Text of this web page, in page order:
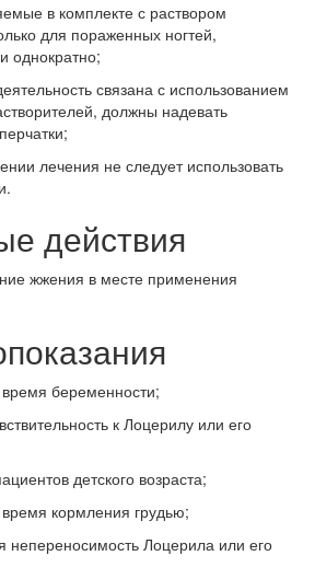
в комплекте с раствором
для пораженных ногтей,
однократно;
связана с использованием
должны надевать
лечения не следует использовать
действия
жжения в месте применения
беременности;
к Лоцерилу или его
детского возраста;
кормления грудью;
непереносимость Лоцерила или его